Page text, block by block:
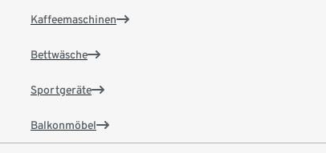
Kaffeemaschinen
Bettwäsche
Sportgeräte
Balkonmöbel